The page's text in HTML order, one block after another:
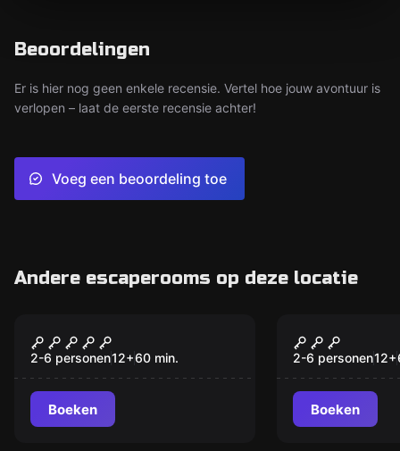
Beoordelingen
Er is hier nog geen enkele recensie. Vertel hoe jouw avontuur is
verlopen – laat de eerste recensie achter!
Voeg een beoordeling toe
Andere escaperooms op deze locatie
The Prison VR
2-6 personen12+60 min.
Boeken
Survival VR
2-6 personen12+
Boeken